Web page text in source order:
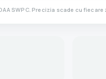
SWPC. Precizia scade cu